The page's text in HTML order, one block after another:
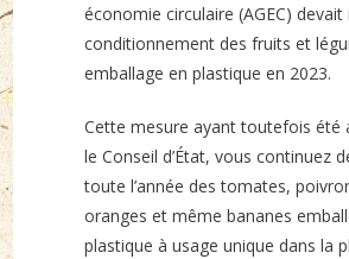
économie circulaire (AGEC)
conditionnement des fruits et
emballage en plastique en 2023.
Cette mesure ayant toutefois été
le Conseil d’État, vous continuez
toute l’année des tomates,
oranges et même bananes
plastique à usage unique dans la